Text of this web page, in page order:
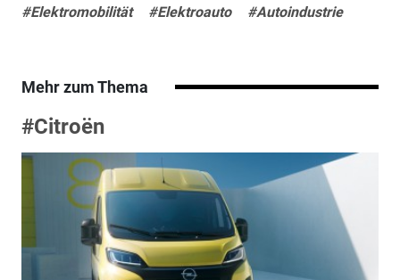
#Elektromobilität
#Elektroauto #Autoindustrie
Mehr zum Thema
#Citroën